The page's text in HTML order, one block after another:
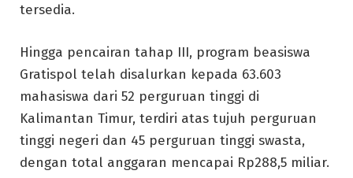
tersedia.
Hingga pencairan tahap III, program beasiswa
Gratispol telah disalurkan kepada 63.603
mahasiswa dari 52 perguruan tinggi di
Kalimantan Timur, terdiri atas tujuh perguruan
tinggi negeri dan 45 perguruan tinggi swasta,
dengan total anggaran mencapai Rp288,5 miliar.